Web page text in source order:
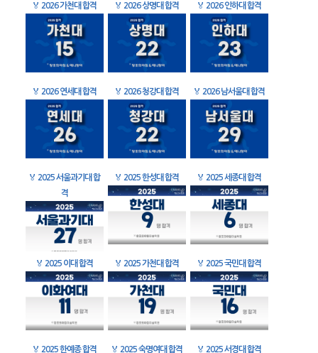
🏅 2026 가천대 합격 🏅 2026 상명대 합격 🏅 2026 인하대 합격
🏅 2026 연세대 합격 🏅 2026 청강대 합격 🏅 2026 남서울대 합격
🏅 2025 서울과기대 합
격
🏅 2025 한성대 합격 🏅 2025 세종대 합격
🏅 2025 이대 합격 🏅 2025 가천대 합격 🏅 2025 국민대 합격
🏅 2025 한예종 합격 🏅 2025 숙명여대 합격 🏅 2025 서경대 합격